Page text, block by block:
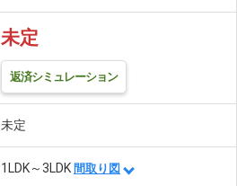
未定
返済シミュレーション
未定
1LDK～3LDK 間取り図